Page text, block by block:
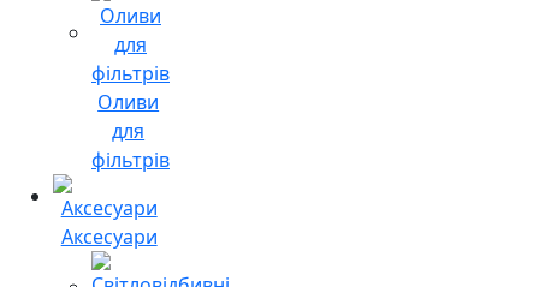
Оливи
для
фільтрів
Аксесуари